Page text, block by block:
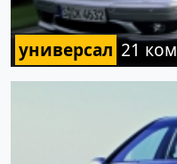
универсал 21